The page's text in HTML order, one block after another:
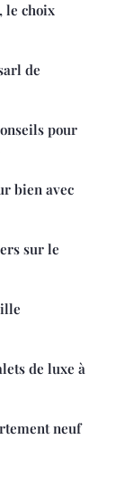
le choix
de
pour
bien avec
sur le
de luxe à
neuf